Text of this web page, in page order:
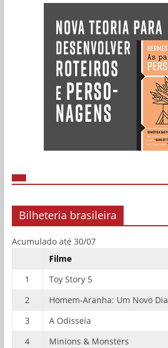
Bilheteria brasileira
Acumulado até 30/07
Filme
1
Toy Story 5
2
Homem-Aranha: Um Novo Dia
3
A Odisseia
4
Minions & Monsters